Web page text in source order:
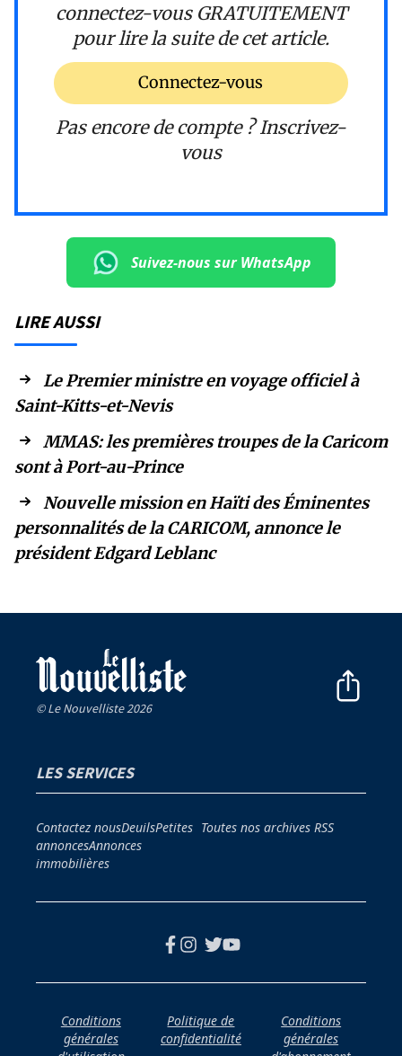
connectez-vous GRATUITEMENT
pour lire la suite de cet article.
Connectez-vous
Pas encore de compte ?Inscrivez-
vous
Suivez-nous sur WhatsApp
LIRE AUSSI
Le Premier ministre en voyage officiel à
Saint-Kitts-et-Nevis
MMAS: les premières troupes de la Caricom
sont à Port-au-Prince
Nouvelle mission en Haïti des Éminentes
personnalités de la CARICOM, annonce le
président Edgard Leblanc
© Le Nouvelliste 2026
LES SERVICES
Contactez nousDeuilsPetites
annoncesAnnonces
immobilières
Toutes nos archives RSS
Conditions
générales
Politique de
confidentialité
Conditions
générales